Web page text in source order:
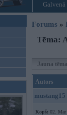
Galvenā
Forums »
Tēma:
Jauna tēma
Autors
mustang15
Kopš: 02. Mar